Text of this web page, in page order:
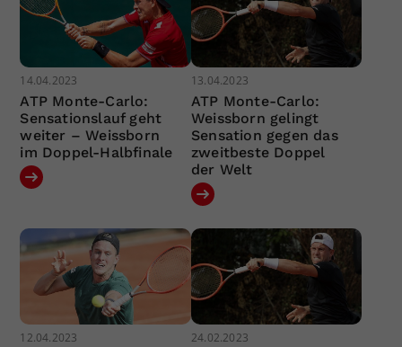
14.04.2023
ATP Monte-Carlo:
Sensationslauf geht
weiter – Weissborn
im Doppel-Halbfinale
13.04.2023
ATP Monte-Carlo:
Weissborn gelingt
Sensation gegen das
zweitbeste Doppel
der Welt
12.04.2023 24.02.2023